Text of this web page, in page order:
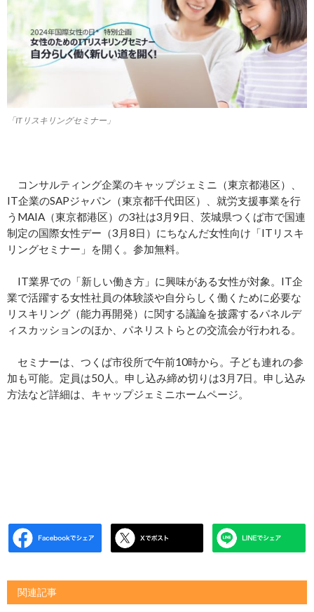
「ITリスキリングセミナー」
コンサルティング企業のキャップジェミニ（東京都港区）、
IT企業のSAPジャパン（東京都千代田区）、就労支援事業を行
うMAIA（東京都港区）の3社は3月9日、茨城県つくば市で国連
制定の国際女性デー（3月8日）にちなんだ女性向け「ITリスキ
リングセミナー」を開く。参加無料。
IT業界での「新しい働き方」に興味がある女性が対象。IT企
業で活躍する女性社員の体験談や自分らしく働くために必要な
リスキリング（能力再開発）に関する議論を披露するパネルデ
ィスカッションのほか、パネリストらとの交流会が行われる。
セミナーは、つくば市役所で午前10時から。子ども連れの参
加も可能。定員は50人。申し込み締め切りは3月7日。申し込み
方法など詳細は、キャップジェミニホームページ。
関連記事